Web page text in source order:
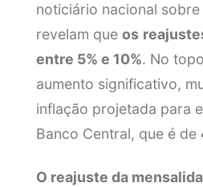
noticiário nacional
revelam que os
entre 5% e 10%. No
aumento significativo,
inflação projetada para
Banco Central, que é de
O reajuste da